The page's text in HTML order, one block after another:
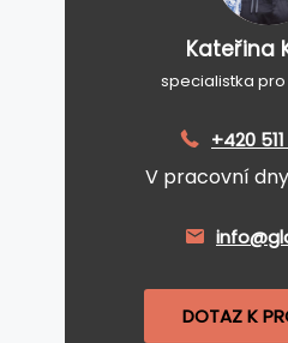
Kateřina
specialistka
+420
V pracovní
DOTAZ K